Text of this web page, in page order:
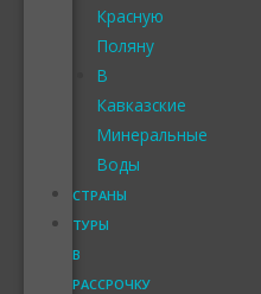
Красную
Поляну
В
Кавказские
Минеральные
Воды
СТРАНЫ
ТУРЫ
В
РАССРОЧКУ